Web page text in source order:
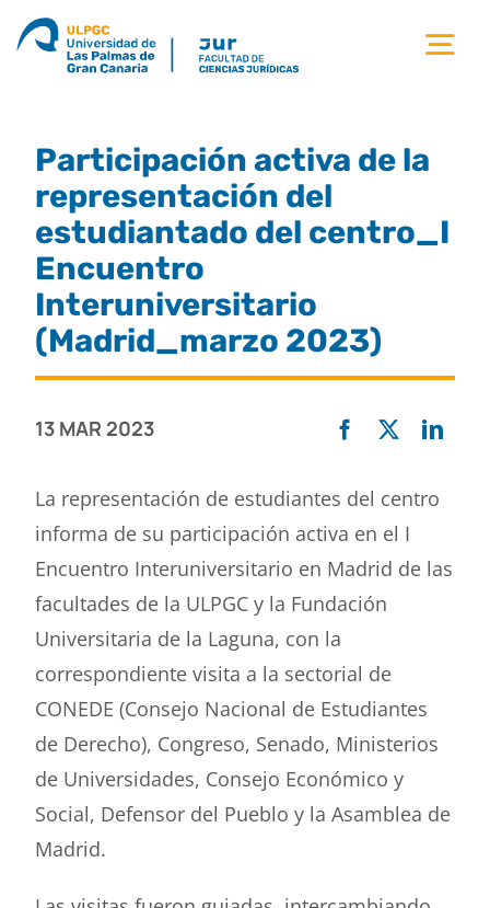
Saltar
titulaciones
Buscar
Participación activa de la
representación del
estudiantado del centro_I
Encuentro
Interuniversitario
(Madrid_marzo 2023)
13 MAR 2023
La representación de estudiantes del centro
informa de su participación activa en el I
Encuentro Interuniversitario en Madrid de las
facultades de la ULPGC y la Fundación
Universitaria de la Laguna, con la
correspondiente visita a la sectorial de
CONEDE (Consejo Nacional de Estudiantes
de Derecho), Congreso, Senado, Ministerios
de Universidades, Consejo Económico y
Social, Defensor del Pueblo y la Asamblea de
Madrid.